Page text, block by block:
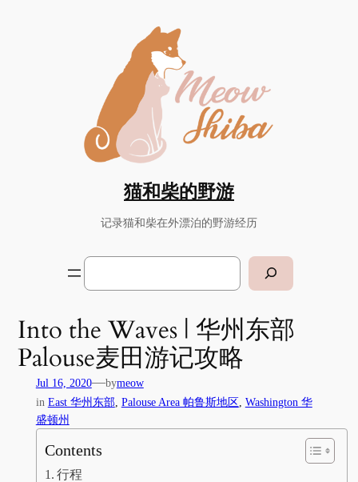
猫和柴的野游
记录猫和柴在外漂泊的野游经历
Search
Into the Waves | 华州东部
Palouse麦田游记攻略
Jul 16, 2020—bymeow
in East 华州东部, Palouse Area 帕鲁斯地区, Washington 华
盛顿州
Contents
行程